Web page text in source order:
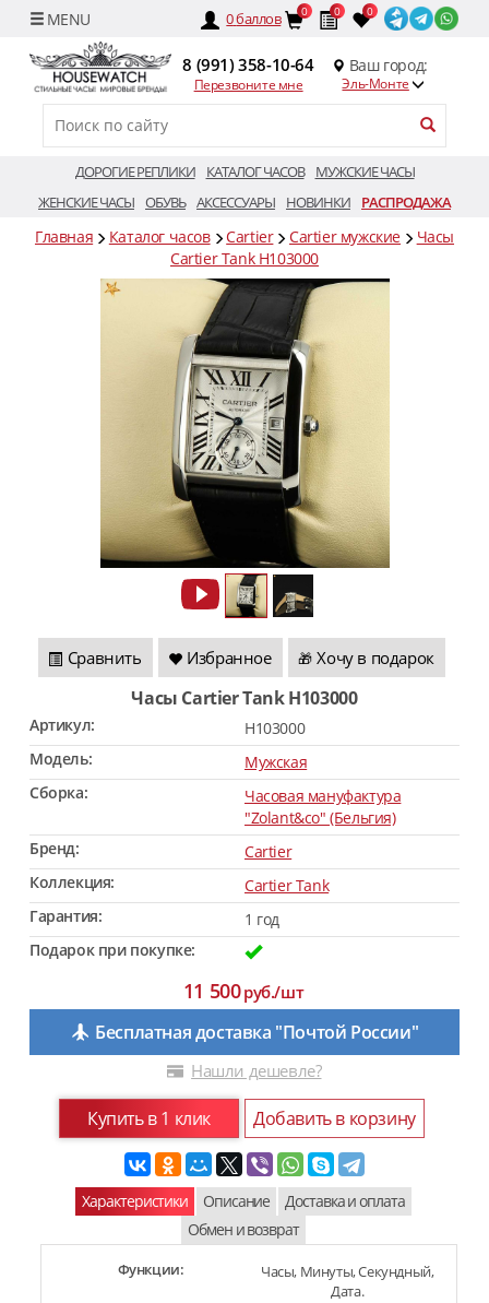
0баллов 0 0 0
8 (991) 358-10-64
Перезвоните мне
Ваш город:
Эль-Монте
ДОРОГИЕ РЕПЛИКИ КАТАЛОГ ЧАСОВ
МУЖСКИЕ ЧАСЫ
ЖЕНСКИЕ ЧАСЫ ОБУВЬ АКСЕССУАРЫ НОВИНКИ РАСПРОДАЖА
Главная Каталог часов Cartier Cartier мужские
Часы
Cartier Tank H103000
Сравнить Избранное 🎁 Хочу в подарок
Часы Cartier Tank H103000
Артикул:
H103000
Модель:
Мужская
Сборка:
Часовая мануфактура
"Zolant&co" (Бельгия)
Бренд:
Cartier
Коллекция:
Cartier Tank
Гарантия:
1 год
Подарок при покупке:
11 500руб./шт
Бесплатная доставка "Почтой России"
Нашли дешевле?
Купить в 1 клик Добавить в корзину
Характеристики Описание
Доставка и оплата
Обмен и возврат
Функции:
Часы, Минуты, Секундный,
Дата.